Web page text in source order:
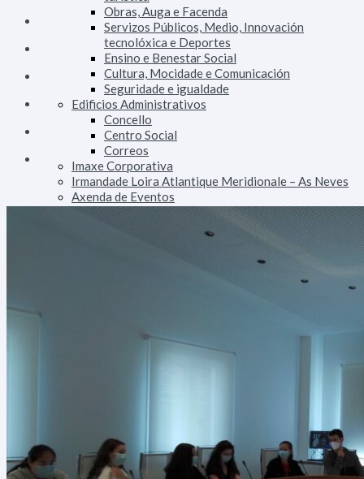
Obras, Auga e Facenda
Servizos Públicos, Medio, Innovación
tecnolóxica e Deportes
Ensino e Benestar Social
Cultura, Mocidade e Comunicación
Seguridade e igualdade
Edificios Administrativos
Concello
Centro Social
Correos
Imaxe Corporativa
Irmandade Loira Atlantique Meridionale – As Neves
Axenda de Eventos
Orzamentos, Taxas e Impostos
Persoal
Parque Móbil
Innovación Tecnolóxica